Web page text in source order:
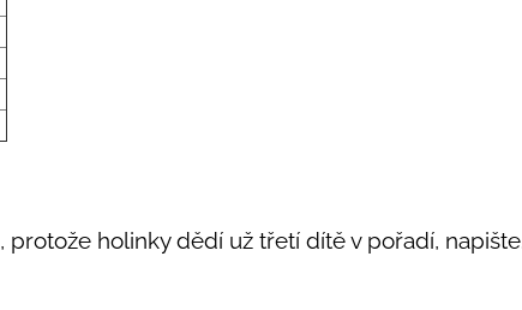
, protože holinky dědí už třetí dítě v pořadí,